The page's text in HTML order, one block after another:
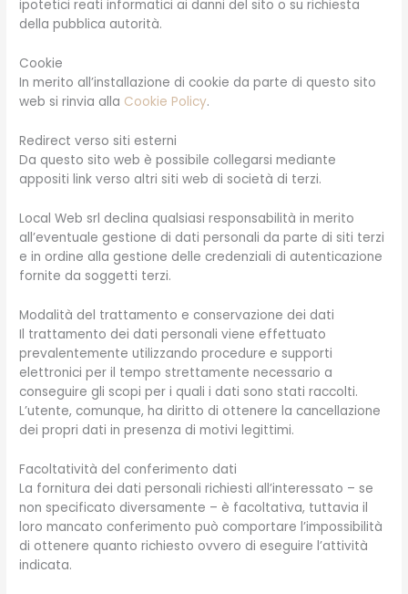
ipotetici reati informatici ai danni del sito o su richiesta
della pubblica autorità.
Cookie
In merito all’installazione di cookie da parte di questo sito
web si rinvia alla Cookie Policy.
Redirect verso siti esterni
Da questo sito web è possibile collegarsi mediante
appositi link verso altri siti web di società di terzi.
Local Web srl declina qualsiasi responsabilità in merito
all’eventuale gestione di dati personali da parte di siti terzi
e in ordine alla gestione delle credenziali di autenticazione
fornite da soggetti terzi.
Modalità del trattamento e conservazione dei dati
Il trattamento dei dati personali viene effettuato
prevalentemente utilizzando procedure e supporti
elettronici per il tempo strettamente necessario a
conseguire gli scopi per i quali i dati sono stati raccolti.
L’utente, comunque, ha diritto di ottenere la cancellazione
dei propri dati in presenza di motivi legittimi.
Facoltatività del conferimento dati
La fornitura dei dati personali richiesti all’interessato – se
non specificato diversamente – è facoltativa, tuttavia il
loro mancato conferimento può comportare l’impossibilità
di ottenere quanto richiesto ovvero di eseguire l’attività
indicata.